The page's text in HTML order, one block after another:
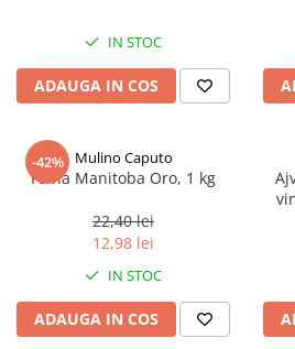
Sare de mare din Marea Nordului
Sare de mare din Oceanele Pacific
si Indian
Portugalia
Sare de roca
Sare speciala
Terine si placinte
Prajitore paine
Gratare
IN STOC
ADAUGA IN COS
-42% Mulino Caputo
Faina Manitoba Oro, 1 kg
22,40 lei
12,98 lei
IN STOC
ADAUGA IN COS